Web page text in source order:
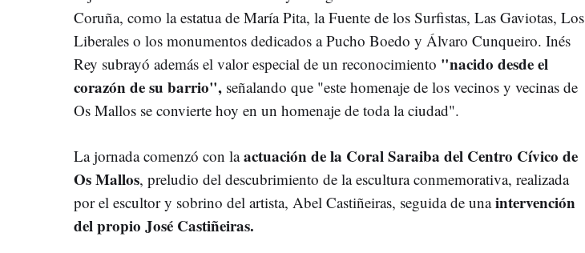
Coruña, como la estatua de María Pita, la Fuente de los Surfistas, Las Gaviotas, Los
Liberales o los monumentos dedicados a Pucho Boedo y Álvaro Cunqueiro. Inés
Rey subrayó además el valor especial de un reconocimiento "nacido desde el
corazón de su barrio", señalando que "este homenaje de los vecinos y vecinas de
Os Mallos se convierte hoy en un homenaje de toda la ciudad".
La jornada comenzó con laactuación de la Coral Saraiba del Centro Cívico de
Os Mallos, preludio del descubrimiento de la escultura conmemorativa, realizada
por el escultor y sobrino del artista, Abel Castiñeiras, seguida de unaintervención
del propio José Castiñeiras.